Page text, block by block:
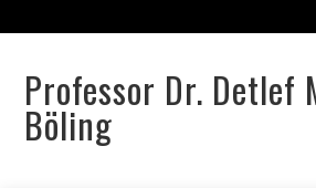
Professor Dr. Detlef
Böling